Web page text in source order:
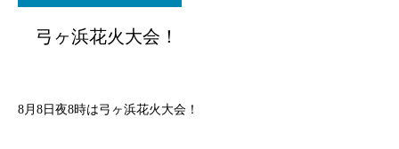
弓ヶ浜花火大会！
8月8日夜8時は弓ヶ浜花火大会！